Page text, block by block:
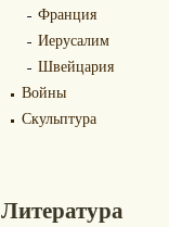
Франция
Иерусалим
Швейцария
Войны
Скульптура
Литература